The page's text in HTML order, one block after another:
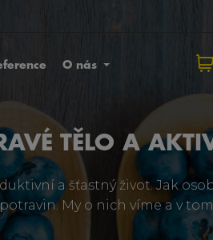
O nás
TĚLO A
a šťastný život. Jak
My o nich víme a v